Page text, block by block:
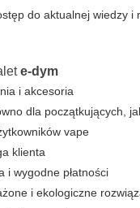
do aktualnej wiedzy i
e-dym
i akcesoria
dla początkujących,
vape
klienta
i wygodne płatności
i ekologiczne